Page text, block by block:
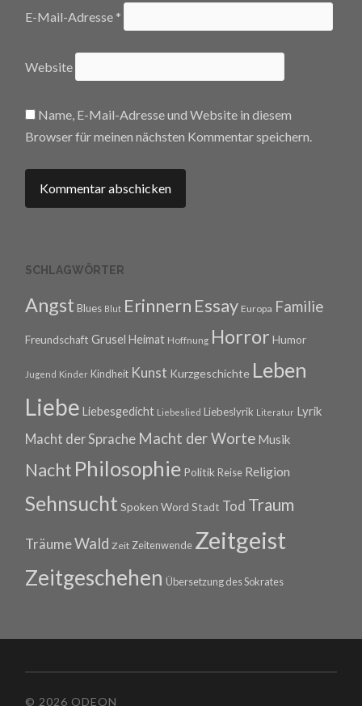
E-Mail-Adresse *
Website
Name, E-Mail-Adresse und Website in diesem
Browser für meinen nächsten Kommentar speichern.
SCHLAGWÖRTER
Angst Blues Blut Erinnern Essay Europa Familie
Freundschaft Grusel Heimat Hoffnung Horror Humor
Jugend Kinder Kindheit Kunst Kurzgeschichte Leben
Liebe Liebesgedicht Liebeslied Liebeslyrik Literatur Lyrik
Macht der Sprache Macht der Worte Musik
Nacht Philosophie Politik Reise Religion
Sehnsucht Spoken Word Stadt Tod Traum
TräumeWald Zeit Zeitenwende Zeitgeist
Zeitgeschehen Übersetzung des Sokrates
© 2026 ODEON